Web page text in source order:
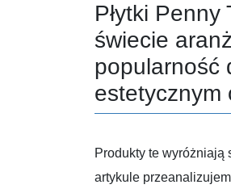
Płytki
świecie
popularność
estetycznym
Produkty te wyróżniają
artykule